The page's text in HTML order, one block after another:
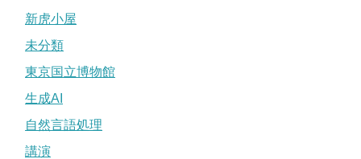
新虎小屋
未分類
東京国立博物館
生成AI
自然言語処理
講演